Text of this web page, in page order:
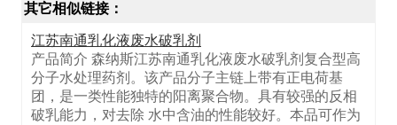
其它相似链接：
江苏南通乳化液废水破乳剂
产品简介 森纳斯江苏南通乳化液废水破乳剂复合型高
分子水处理药剂。该产品分子主链上带有正电荷基
团，是一类性能独特的阳离聚合物。具有较强的反相
破乳能力，对去除 水中含油的性能较好。本品可作为